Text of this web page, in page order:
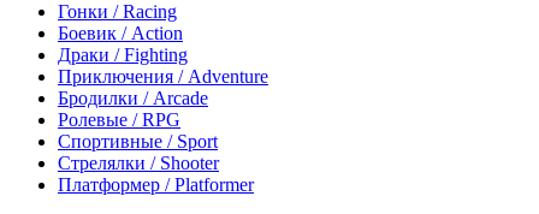
Гонки / Racing
Боевик / Action
Драки / Fighting
Приключения / Adventure
Бродилки / Arcade
Ролевые / RPG
Спортивные / Sport
Стрелялки / Shooter
Платформер / Platformer